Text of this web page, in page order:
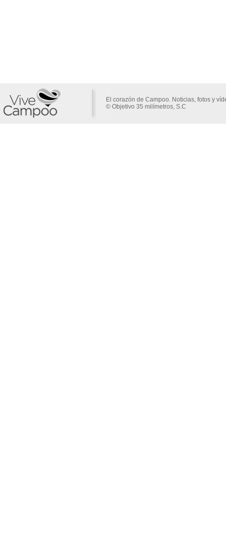
El corazón de Campoo. Noticias, fotos y
© Objetivo 35 milímetros, S.C